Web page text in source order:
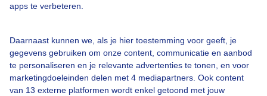
apps te verbeteren.
Daarnaast kunnen we, als je hier toestemming voor geeft, je
gegevens gebruiken om onze content, communicatie en aanbod
te personaliseren en je relevante advertenties te tonen, en voor
marketingdoeleinden delen met 4 mediapartners. Ook content
van 13 externe platformen wordt enkel getoond met jouw
Een moment geduld aub...